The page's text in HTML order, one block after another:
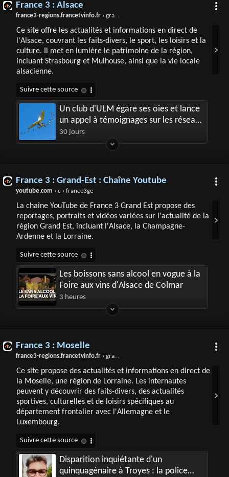
France 3 : Alsace
france3-regions.francetvinfo.fr › grand-est › alsace
Ce site offre les actualités et informations en direct de
l'Alsace, couvrant les faits-divers, le sport, les loisirs et la
culture. Il met en lumière le patrimoine de la région,
incluant Strasbourg et Mulhouse, ainsi que la vie locale
alsacienne.
Un club d'ULM égare ses oies et lance
un appel à témoignages sur les réseaux
sociaux : "on a perdu leur trace"
30 jours
France 3 : Grand-Est : Chaîne Youtube
youtube.com › c › france3ge
La chaîne YouTube de France 3 Grand Est propose des
reportages, portraits et vidéos variées sur l'actualité de la
région Grand Est, incluant l'Alsace, la Champagne-
Ardenne et la Lorraine.
Les boissons sans alcool en vogue à la
Foire aux vins d'Alsace de Colmar
3 heures
France 3 : Moselle
france3-regions.francetvinfo.fr › grand-est › moselle
Ce site propose des actualités et informations en direct de
la Moselle, une région de Lorraine. Les internautes
peuvent y découvrir des faits-divers, des actualités
sportives, culturelles et de loisirs spécifiques au
département frontalier avec l'Allemagne et le
Luxembourg.
Disparition inquiétante d'un
quinquagénaire à Troyes : la police